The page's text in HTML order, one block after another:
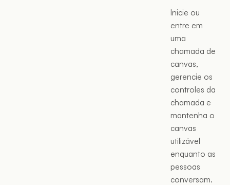
Inicie ou
entre em
uma
chamada de
canvas,
gerencie os
controles da
chamada e
mantenha o
canvas
utilizável
enquanto as
pessoas
conversam.